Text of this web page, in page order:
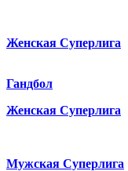
Женская Суперлига
Гандбол
Женская Суперлига
Мужская Суперлига